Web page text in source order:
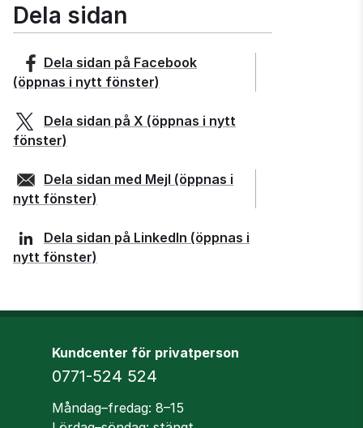
Dela sidan
Dela sidan på Facebook
(öppnas i nytt fönster)
Dela sidan på X (öppnas i nytt
fönster)
Dela sidan med Mejl (öppnas i
nytt fönster)
Dela sidan på LinkedIn (öppnas i
nytt fönster)
Kundcenter för privatperson
Telefon
0771-524 524
Öppettider
Måndag–fredag: 8–15